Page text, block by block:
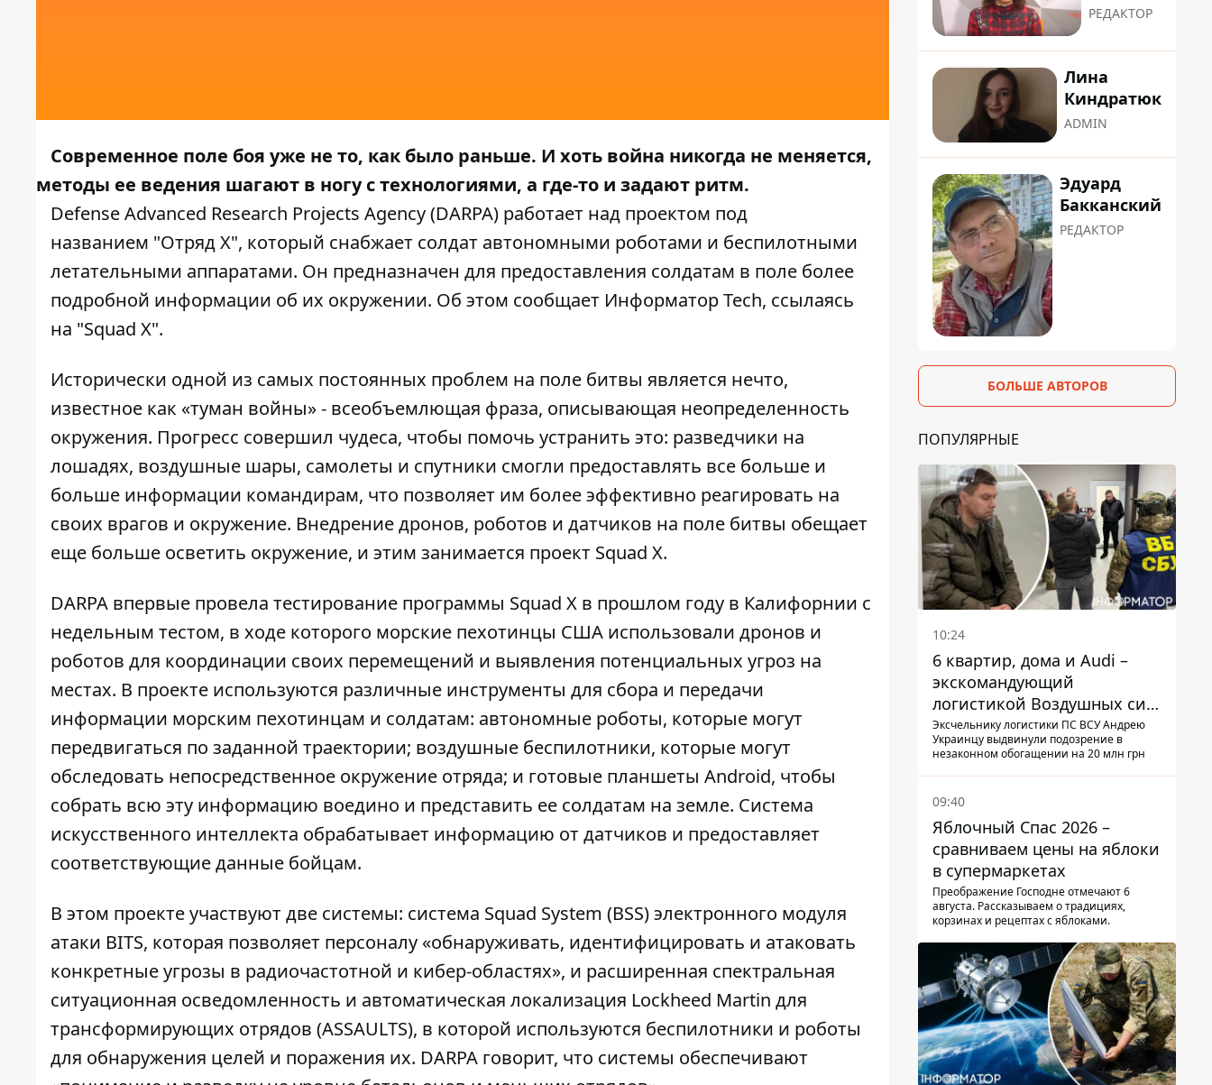
Современное поле боя уже не то, как было раньше. И хоть война никогда не меняется,
методы ее ведения шагают в ногу с технологиями, а где-то и задают ритм.
Defense Advanced Research Projects Agency (DARPA) работает над проектом под
названием "Отряд X", который снабжает солдат автономными роботами и беспилотными
летательными аппаратами. Он предназначен для предоставления солдатам в поле более
подробной информации об их окружении. Об этом сообщает Информатор Tech, ссылаясь
на "Squad X".
Исторически одной из самых постоянных проблем на поле битвы является нечто,
известное как «туман войны» - всеобъемлющая фраза, описывающая неопределенность
окружения. Прогресс совершил чудеса, чтобы помочь устранить это: разведчики на
лошадях, воздушные шары, самолеты и спутники смогли предоставлять все больше и
больше информации командирам, что позволяет им более эффективно реагировать на
своих врагов и окружение. Внедрение дронов, роботов и датчиков на поле битвы обещает
еще больше осветить окружение, и этим занимается проект Squad X.
DARPA впервые провела тестирование программы Squad X в прошлом году в Калифорнии с
недельным тестом, в ходе которого морские пехотинцы США использовали дронов и
роботов для координации своих перемещений и выявления потенциальных угроз на
местах. В проекте используются различные инструменты для сбора и передачи
информации морским пехотинцам и солдатам: автономные роботы, которые могут
передвигаться по заданной траектории; воздушные беспилотники, которые могут
обследовать непосредственное окружение отряда; и готовые планшеты Android, чтобы
собрать всю эту информацию воедино и представить ее солдатам на земле. Система
искусственного интеллекта обрабатывает информацию от датчиков и предоставляет
соответствующие данные бойцам.
В этом проекте участвуют две системы: система Squad System (BSS) электронного модуля
атаки BITS, которая позволяет персоналу«обнаруживать, идентифицировать и атаковать
конкретные угрозы в радиочастотной и кибер-областях», и расширенная спектральная
ситуационная осведомленность и автоматическая локализация Lockheed Martin для
трансформирующих отрядов (ASSAULTS), в которой используются беспилотники и роботы
для обнаружения целей и поражения их. DARPA говорит, что системы обеспечивают
РЕДАКТОР
Лина
Киндратюк
ADMIN
Эдуард
Бакканский
РЕДАКТОР
БОЛЬШЕ АВТОРОВ
ПОПУЛЯРНЫЕ
10:24
6 квартир, дома и Audi –
экскомандующий
логистикой Воздушных сил
ВСУ получил новое
подозрение
Эксчельнику логистики ПС ВСУ Андрею
Украинцу выдвинули подозрение в
незаконном обогащении на 20 млн грн
09:40
Яблочный Спас 2026 –
сравниваем цены на яблоки
в супермаркетах
Преображение Господне отмечают 6
августа. Рассказываем о традициях,
корзинах и рецептах с яблоками.